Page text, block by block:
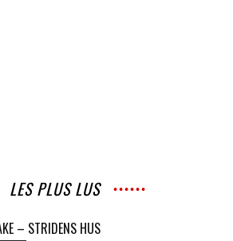
LES PLUS LUS
– STRIDENS HUS